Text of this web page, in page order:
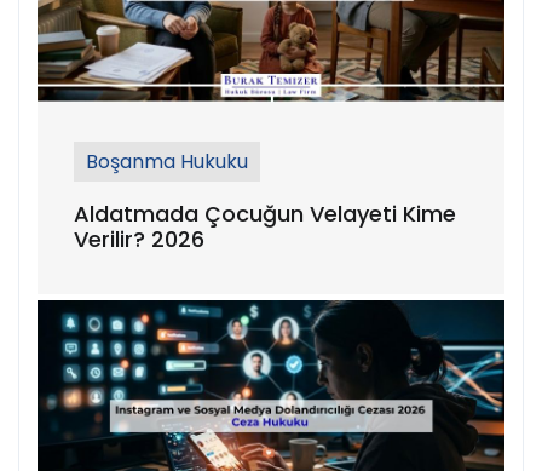
Boşanma Hukuku
Aldatmada Çocuğun Velayeti Kime
Verilir? 2026